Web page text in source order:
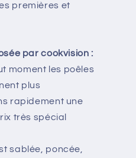
premières et
par cookvision :
moment les poêles
plus
rapidement une
très spécial
sablée, poncée,